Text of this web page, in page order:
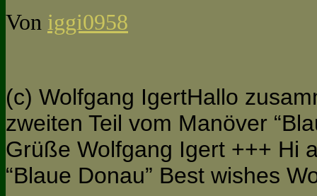
Von iggi0958
(c) Wolfgang IgertHallo
zweiten Teil vom Manöver
Grüße Wolfgang Igert +++ Hi
“Blaue Donau” Best wishes